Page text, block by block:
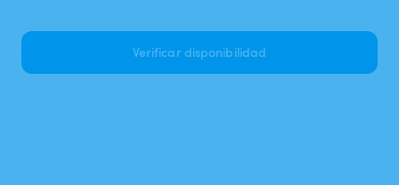
Verificar disponibilidad